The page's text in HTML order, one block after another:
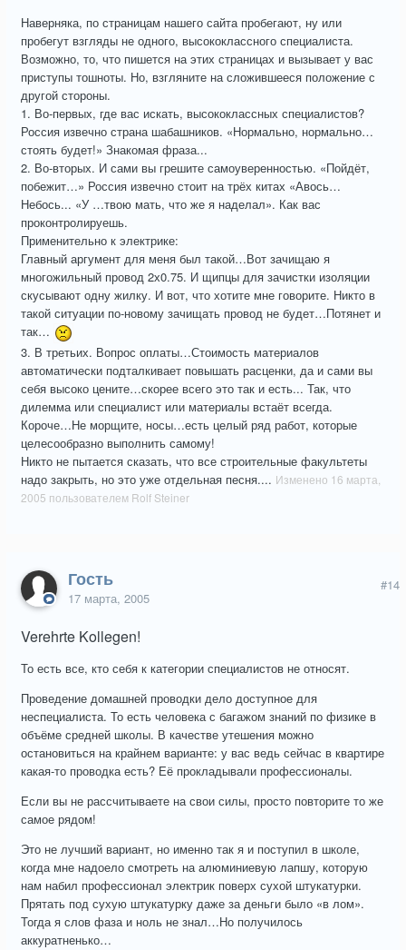
Наверняка, по страницам нашего сайта пробегают, ну или
пробегут взгляды не одного, высококлассного специалиста.
Возможно, то, что пишется на этих страницах и вызывает у вас
приступы тошноты. Но, взгляните на сложившееся положение с
другой стороны.
1. Во-первых, где вас искать, высококлассных специалистов?
Россия извечно страна шабашников. «Нормально, нормально…
стоять будет!» Знакомая фраза...
2. Во-вторых. И сами вы грешите самоуверенностью. «Пойдёт,
побежит…» Россия извечно стоит на трёх китах «Авось…
Небось... «У …твою мать, что же я наделал». Как вас
проконтролируешь.
Применительно к электрике:
Главный аргумент для меня был такой…Вот зачищаю я
многожильный провод 2х0.75. И щипцы для зачистки изоляции
скусывают одну жилку. И вот, что хотите мне говорите. Никто в
такой ситуации по-новому зачищать провод не будет…Потянет и
так…
3. В третьих. Вопрос оплаты…Стоимость материалов
автоматически подталкивает повышать расценки, да и сами вы
себя высоко цените…скорее всего это так и есть... Так, что
дилемма или специалист или материалы встаёт всегда.
Короче…Не морщите, носы…есть целый ряд работ, которые
целесообразно выполнить самому!
Никто не пытается сказать, что все строительные факультеты
надо закрыть, но это уже отдельная песня.... Изменено 16 марта,
2005 пользователем Rolf Steiner
Гость
17 марта, 2005
#14
Verehrte Kollegen!
То есть все, кто себя к категории специалистов не относят.
Проведение домашней проводки дело доступное для
неспециалиста. То есть человека с багажом знаний по физике в
объёме средней школы. В качестве утешения можно
остановиться на крайнем варианте: у вас ведь сейчас в квартире
какая-то проводка есть? Её прокладывали профессионалы.
Если вы не рассчитываете на свои силы, просто повторите то же
самое рядом!
Это не лучший вариант, но именно так я и поступил в школе,
когда мне надоело смотреть на алюминиевую лапшу, которую
нам набил профессионал электрик поверх сухой штукатурки.
Прятать под сухую штукатурку даже за деньги было «в лом».
Тогда я слов фаза и ноль не знал…Но получилось
аккуратненько…